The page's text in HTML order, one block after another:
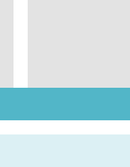
ambulatoire :